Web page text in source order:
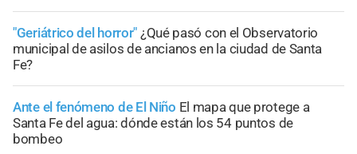
"Geriátrico del horror" ¿Qué pasó con el Observatorio
municipal de asilos de ancianos en la ciudad de Santa
Fe?
Ante el fenómeno de El Niño El mapa que protege a
Santa Fe del agua: dónde están los 54 puntos de
bombeo